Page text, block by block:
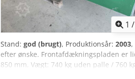
1 /
Stand: god (brugt), Produktionsår: 2003
efter ønske. Frontafdækningspladen er
850 mm. Vægt: 740 kg uden palle / 760